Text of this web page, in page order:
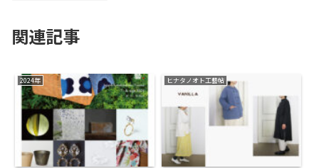
関連記事
2024年 ヒナタノオト工藝帖